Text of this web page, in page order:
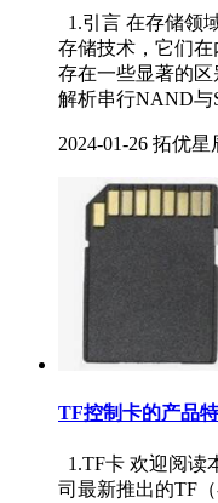
1.引言 在存储领
存储技术，它们
存在一些显著的
解析串行NAND与
2024-01-26 拓优星
TF控制卡的产品
1.TF卡 欢迎阅读
司最新推出的TF